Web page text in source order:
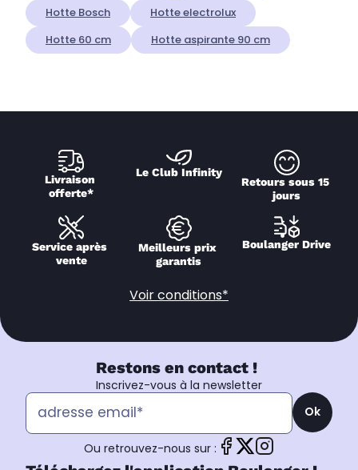
Hotte Bosch
Hotte electrolux
Hotte 60 cm
Hotte aspirante 90 cm
Livraison
offerte*
Le Club Infinity
Retours sous 15
jours
Service après
vente
Meilleurs prix
garantis
Boulanger Drive
Voir conditions*
Restons en contact !
Inscrivez-vous à la newsletter
Ok
Ou retrouvez-nous sur :